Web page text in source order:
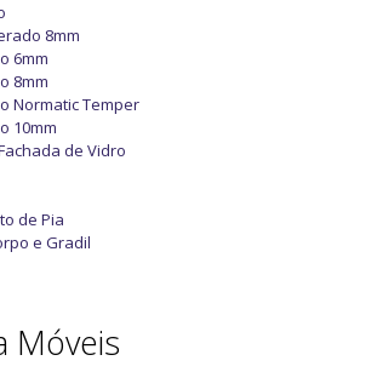
8mm
6mm
8mm
Normatic Temper
10mm
de Vidro
de Pia
e Gradil
Móveis